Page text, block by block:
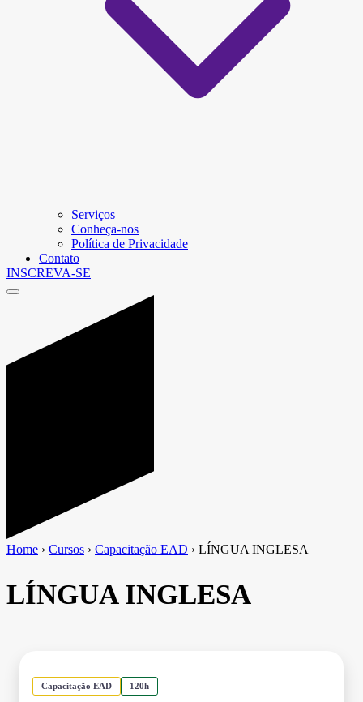
Serviços
Conheça-nos
Política de Privacidade
Contato
INSCREVA-SE
Home › Cursos › Capacitação EAD › LÍNGUA INGLESA
LÍNGUA INGLESA
Capacitação EAD 120h